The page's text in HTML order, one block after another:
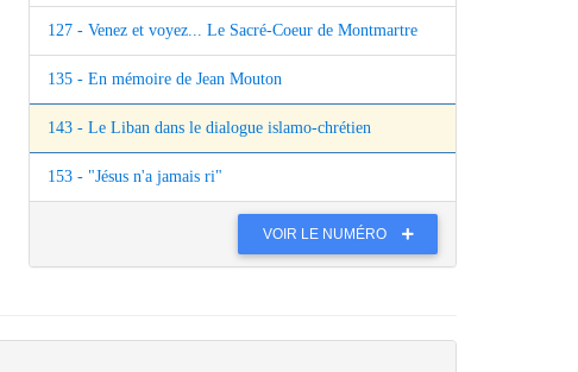
127 - Venez et voyez... Le Sacré-Coeur de Montmartre
135 - En mémoire de Jean Mouton
143 - Le Liban dans le dialogue islamo-chrétien
153 - "Jésus n'a jamais ri"
VOIR LE NUMÉRO